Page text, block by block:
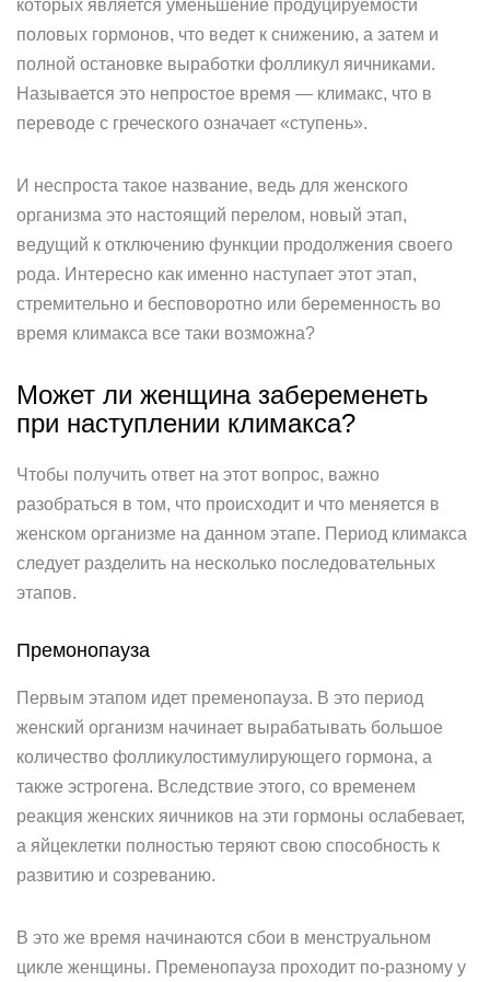
которых является уменьшение продуцируемости
половых гормонов, что ведет к снижению, а затем и
полной остановке выработки фолликул яичниками.
Называется это непростое время — климакс, что в
переводе с греческого означает «ступень».
И неспроста такое название, ведь для женского
организма это настоящий перелом, новый этап,
ведущий к отключению функции продолжения своего
рода. Интересно как именно наступает этот этап,
стремительно и бесповоротно или беременность во
время климакса все таки возможна?
Может ли женщина забеременеть
при наступлении климакса?
Чтобы получить ответ на этот вопрос, важно
разобраться в том, что происходит и что меняется в
женском организме на данном этапе. Период климакса
следует разделить на несколько последовательных
этапов.
Премонопауза
Первым этапом идет пременопауза. В это период
женский организм начинает вырабатывать большое
количество фолликулостимулирующего гормона, а
также эстрогена. Вследствие этого, со временем
реакция женских яичников на эти гормоны ослабевает,
а яйцеклетки полностью теряют свою способность к
развитию и созреванию.
В это же время начинаются сбои в менструальном
цикле женщины. Пременопауза проходит по-разному у